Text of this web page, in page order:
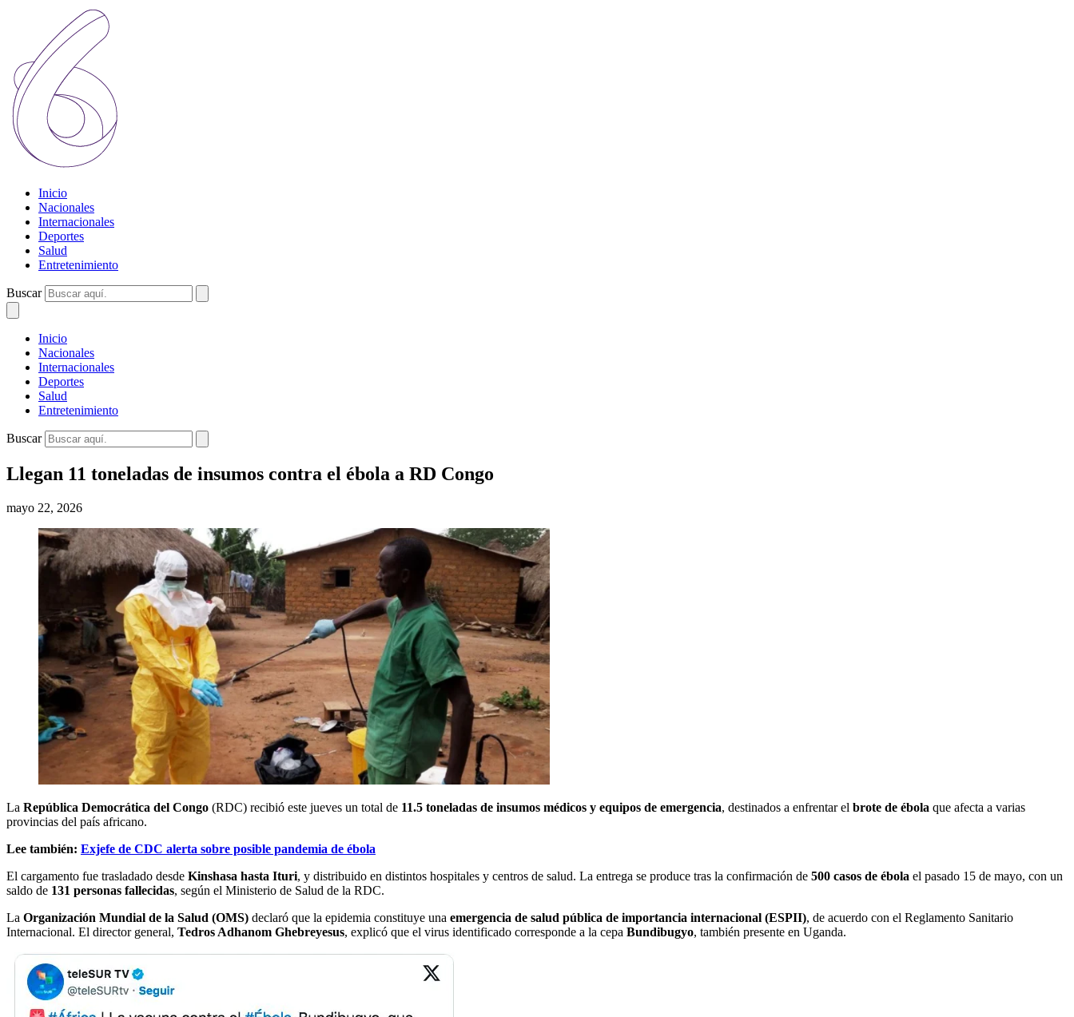
Inicio
Nacionales
Internacionales
Deportes
Salud
Entretenimiento
Buscar
Inicio
Nacionales
Internacionales
Deportes
Salud
Entretenimiento
Buscar
Llegan 11 toneladas de insumos contra el ébola a RD Congo
mayo 22, 2026
La República Democrática del Congo (RDC) recibió este jueves un total de 11.5 toneladas de insumos médicos y equipos de emergencia, destinados a enfrentar el brote de ébola que afecta a varias
provincias del país africano.
Lee también: Exjefe de CDC alerta sobre posible pandemia de ébola
El cargamento fue trasladado desde Kinshasa hasta Ituri, y distribuido en distintos hospitales y centros de salud. La entrega se produce tras la confirmación de 500 casos de ébola el pasado 15 de mayo, con un
saldo de 131 personas fallecidas, según el Ministerio de Salud de la RDC.
La Organización Mundial de la Salud (OMS) declaró que la epidemia constituye una emergencia de salud pública de importancia internacional (ESPII), de acuerdo con el Reglamento Sanitario
Internacional. El director general, Tedros Adhanom Ghebreyesus, explicó que el virus identificado corresponde a la cepa Bundibugyo, también presente en Uganda.